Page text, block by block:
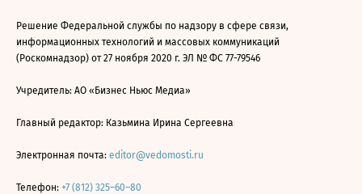
Решение Федеральной службы по надзору в сфере связи,
информационных технологий и массовых коммуникаций
(Роскомнадзор) от 27 ноября 2020 г. ЭЛ № ФС 77-79546
Учредитель: АО «Бизнес Ньюс Медиа»
Главный редактор: Казьмина Ирина Сергеевна
Электронная почта: editor@vedomosti.ru
Телефон: +7 (812) 325–60–80